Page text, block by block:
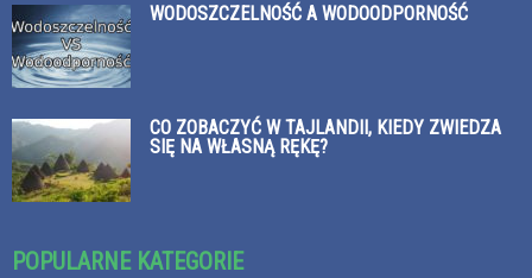
WODOSZCZELNOŚĆ A WODOODPORNOŚĆ
CO ZOBACZYĆ W TAJLANDII, KIEDY ZWIEDZA
SIĘ NA WŁASNĄ RĘKĘ?
POPULARNE KATEGORIE